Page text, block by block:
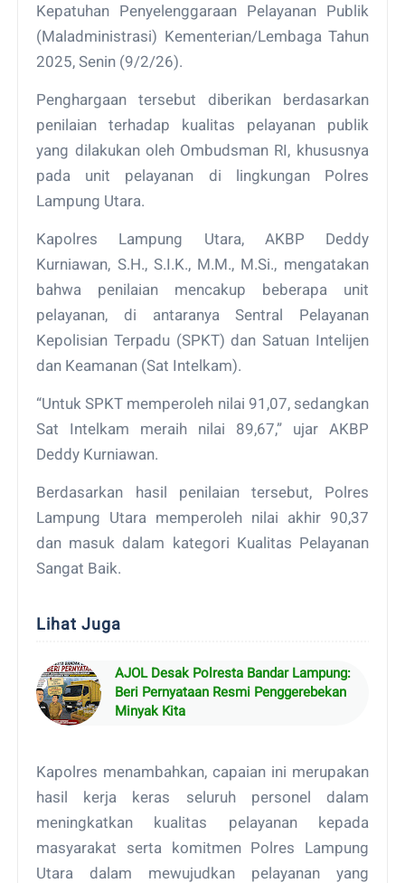
Kepatuhan Penyelenggaraan Pelayanan Publik
(Maladministrasi) Kementerian/Lembaga Tahun
2025, Senin (9/2/26).
Penghargaan tersebut diberikan berdasarkan
penilaian terhadap kualitas pelayanan publik
yang dilakukan oleh Ombudsman RI, khususnya
pada unit pelayanan di lingkungan Polres
Lampung Utara.
Kapolres Lampung Utara, AKBP Deddy
Kurniawan, S.H., S.I.K., M.M., M.Si., mengatakan
bahwa penilaian mencakup beberapa unit
pelayanan, di antaranya Sentral Pelayanan
Kepolisian Terpadu (SPKT) dan Satuan Intelijen
dan Keamanan (Sat Intelkam).
“Untuk SPKT memperoleh nilai 91,07, sedangkan
Sat Intelkam meraih nilai 89,67,” ujar AKBP
Deddy Kurniawan.
Berdasarkan hasil penilaian tersebut, Polres
Lampung Utara memperoleh nilai akhir 90,37
dan masuk dalam kategori Kualitas Pelayanan
Sangat Baik.
Lihat Juga
AJOL Desak Polresta Bandar Lampung:
Beri Pernyataan Resmi Penggerebekan
Minyak Kita
Kapolres menambahkan, capaian ini merupakan
hasil kerja keras seluruh personel dalam
meningkatkan kualitas pelayanan kepada
masyarakat serta komitmen Polres Lampung
Utara dalam mewujudkan pelayanan yang